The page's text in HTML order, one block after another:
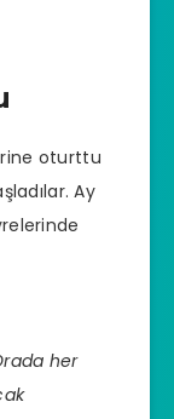
oturttu
Ay
her